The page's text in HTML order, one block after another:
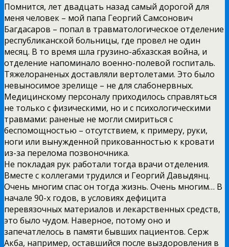
Помнится, лет двадцать назад самый дорогой для
меня человек – мой папа Георгий Самсонович
Багдасаров – попал в травматологическое отделение
республиканской больницы, где провел не один
месяц. В то время шла грузино-абхазская война, и
отделение напоминало военно-полевой госпиталь.
Тяжелораненых доставляли вертолетами. Это было
невыносимое зрелище – не для слабонервных.
Медицинскому персоналу приходилось справляться
не только с физическими, но и с психологическими
травмами: раненые не могли смириться с
беспомощностью – отсутствием, к примеру, руки,
ноги или вынужденной прикованностью к кровати
из-за перелома позвоночника.
Не покладая рук работали тогда врачи отделения.
Вместе с коллегами трудился и Георгий Давыдянц.
Очень многим спас он тогда жизнь. Очень многим… В
начале 90-х годов, в условиях дефицита
перевязочных материалов и лекарственных средств,
это было чудом. Наверное, потому оно и
запечатлелось в памяти бывших пациентов. Серж
Акба, например, оставшийся после выздоровления в